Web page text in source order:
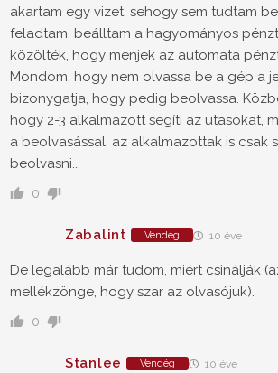
akartam egy vizet, sehogy sem tudtam
feladtam, beálltam a hagyományos
közölték, hogy menjek az automata
Mondom, hogy nem olvassa be a gép a
bizonygatja, hogy pedig beolvassa.
hogy 2-3 alkalmazott segíti az utasokat,
a beolvasással, az alkalmazottak is csak
beolvasni...
0
Zabalint Vendég 10 éve
De legalább már tudom, miért csinálják
mellékzönge, hogy szar az olvasójuk).
0
Stanlee Vendég 10 éve